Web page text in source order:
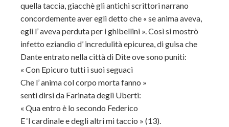
quella taccia, giacchè gli antichi scrittori narrano
concordemente aver egli detto che « se anima aveva,
egli l’ aveva perduta per i ghibellini ». Così si mostrò
infetto eziandìo d’ incredulità epicurea, di guisa che
Dante entrato nella città di Dite ove sono puniti:
« Con Epicuro tutti i suoi seguaci
Che l’ anima col corpo morta fanno »
sentì dirsi da Farinata degli Uberti:
« Qua entro è lo secondo Federico
E ‘l cardinale e degli altri mi taccio » (13).